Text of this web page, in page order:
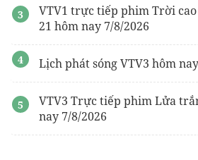
Mở bán Vinhome Hóc Môn
VTV1 trực tiếp phim Trời
21 hôm nay 7/8/2026
Lịch phát sóng VTV3 hôm
VTV3 Trực tiếp phim Lửa
nay 7/8/2026